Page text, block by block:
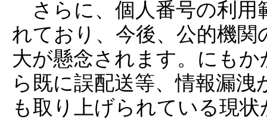
さらに、個人番号の利用
れており、今後、公的機
大が懸念されます。にも
ら既に誤配送等、情報漏
も取り上げられている現